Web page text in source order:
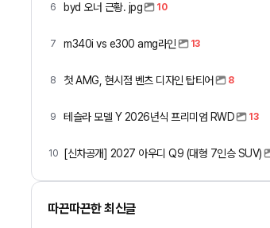
6 byd 오너 근황. jpg 10
7 m340i vs e300 amg라인 13
8 첫 AMG, 현시점 벤츠 디자인 탑티어 8
9 테슬라 모델 Y 2026년식 프리미엄 RWD 13
10 [신차공개] 2027 아우디 Q9 (대형 7인승 SUV)
따끈따끈한 최신글